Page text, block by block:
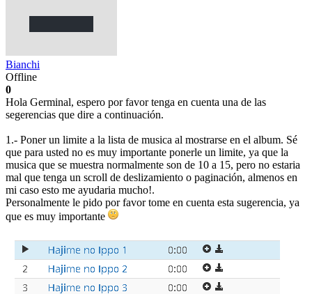
Bianchi
Offline
0
Hola Germinal, espero por favor tenga en cuenta una de las
segerencias que dire a continuación.
1.- Poner un limite a la lista de musica al mostrarse en el album. Sé
que para usted no es muy importante ponerle un limite, ya que la
musica que se muestra normalmente son de 10 a 15, pero no estaria
mal que tenga un scroll de deslizamiento o paginación, almenos en
mi caso esto me ayudaria mucho!.
Personalmente le pido por favor tome en cuenta esta sugerencia, ya
que es muy importante